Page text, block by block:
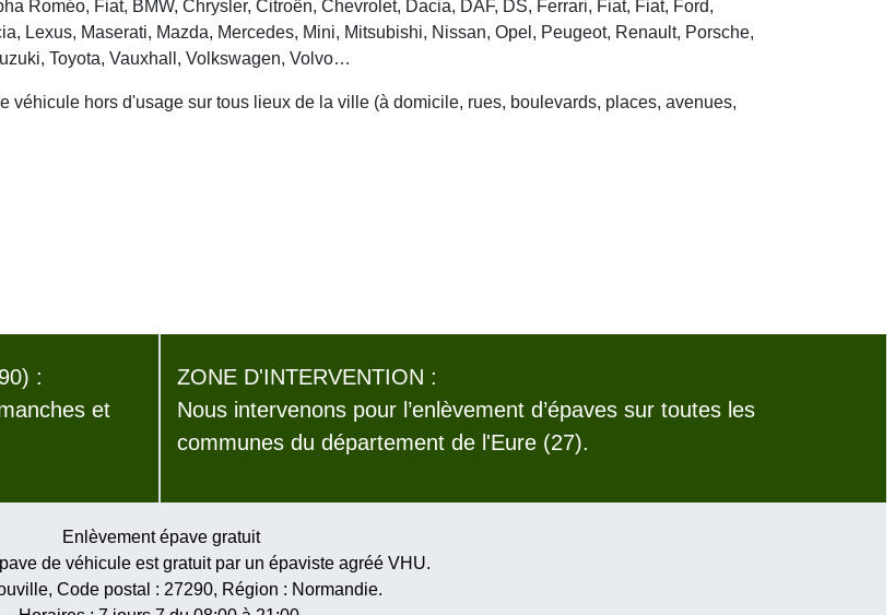
Roméo, Fiat, BMW, Chrysler, Citroën, Chevrolet, Dacia, DAF, DS, Ferrari, Fiat, Fiat, Ford,
Lexus, Maserati, Mazda, Mercedes, Mini, Mitsubishi, Nissan, Opel, Peugeot, Renault, Porsche,
Toyota, Vauxhall, Volkswagen, Volvo…
véhicule hors d'usage sur tous lieux de la ville (à domicile, rues, boulevards, places, avenues,
:
et
ZONE D'INTERVENTION :
Nous intervenons pour l’enlèvement d’épaves sur toutes les
communes du département de l'Eure (27).
Enlèvement épave gratuit
de véhicule est gratuit par un épaviste agréé VHU.
, Code postal : 27290, Région : Normandie.